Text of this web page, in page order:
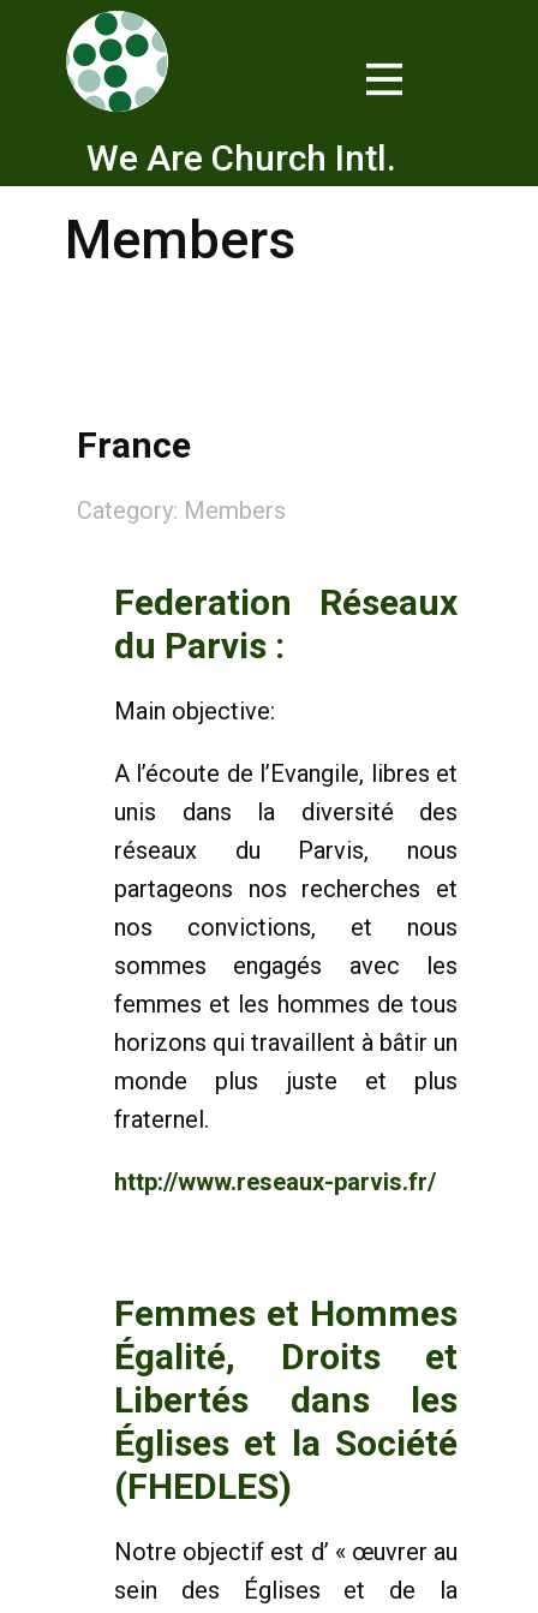
We Are Church Intl.
Members
France
Category: Members
Federation Réseaux
du Parvis :
Main objective:
A l’écoute de l’Evangile, libres et
unis dans la diversité des
réseaux du Parvis, nous
partageons nos recherches et
nos convictions, et nous
sommes engagés avec les
femmes et les hommes de tous
horizons qui travaillent à bâtir un
monde plus juste et plus
fraternel.
http://www.reseaux-parvis.fr/
Femmes et Hommes
Égalité, Droits et
Libertés dans les
Églises et la Société
(FHEDLES)
Notre objectif est d’ « œuvrer au
sein des Églises et de la